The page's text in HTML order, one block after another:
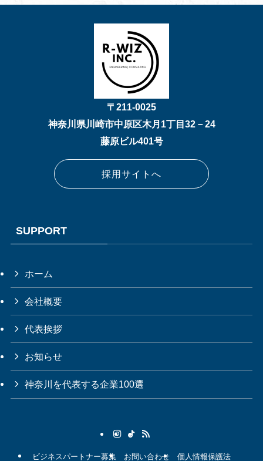
〒211-0025
神奈川県川崎市中原区木月1丁目32－24
藤原ビル401号
採用サイトへ
SUPPORT
ホーム
会社概要
代表挨拶
お知らせ
神奈川を代表する企業100選
ビジネスパートナー募集 お問い合わせ 個人情報保護法